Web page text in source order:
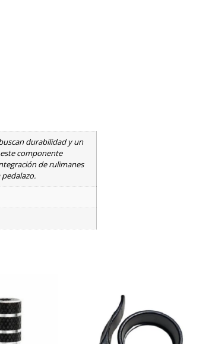
durabilidad y un
componente
de rulimanes